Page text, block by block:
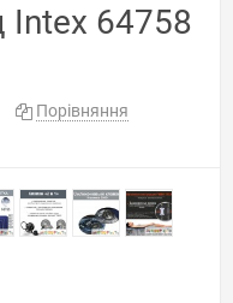
Intex 64758
Порівняння